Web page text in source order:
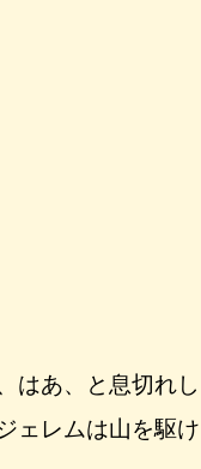
はあ、と息切れし
ェレムは山を駆け